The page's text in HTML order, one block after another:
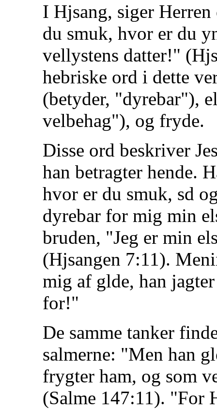
I Hjsang, siger
du smuk, hvor er du
vellystens datter!"
hebriske ord i dette
(betyder, "dyrebar"),
velbehag"), og fryde.
Disse ord beskriver
han betragter hende.
hvor er du smuk, sd
dyrebar for mig min
bruden, "Jeg er min
(Hjsangen 7:11).
mig af glde, han
for!"
De samme tanker
salmerne: "Men han
frygter ham, og som
(Salme 147:11). "For